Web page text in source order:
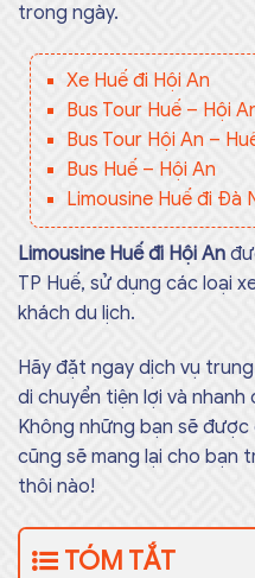
trong ngày.
Xe Huế đi Hội An
Bus Tour Huế – Hội
Bus Tour Hội An –
Bus Huế – Hội An
Limousine Huế đi Đà
Limousine Huế đi Hội An
TP Huế, sử dụng các loại
khách du lịch.
Hãy đặt ngay dịch vụ
di chuyển tiện lợi và
Không những bạn sẽ được
cũng sẽ mang lại cho bạn
thôi nào!
TÓM TẮT